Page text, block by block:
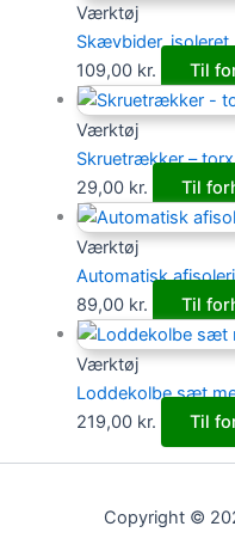
Værktøj
Skævbider,
109,00 kr. Til
Værktøj
Skruetrækker –
29,00 kr. Til
Værktøj
Automatisk
89,00 kr. Til
Værktøj
Loddekolbe sæt
219,00 kr. Til
Copyright ©